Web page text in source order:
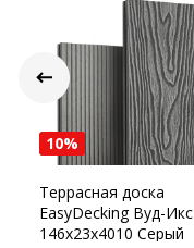
10%
Террасная доска
EasyDecking Вуд-Икс
146х23х4010 Серый